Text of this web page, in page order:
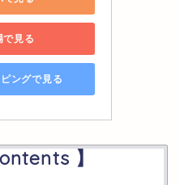
で見る
ングで見る
】